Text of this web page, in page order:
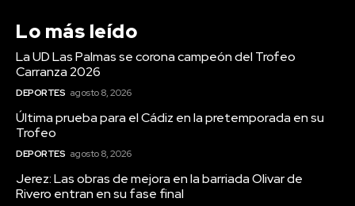
Lo más leído
La UD Las Palmas se corona campeón del Trofeo
Carranza 2026
DEPORTES agosto 8, 2026
Última prueba para el Cádiz en la pretemporada en su
Trofeo
DEPORTES agosto 8, 2026
Jerez: Las obras de mejora en la barriada Olivar de
Rivero entran en su fase final